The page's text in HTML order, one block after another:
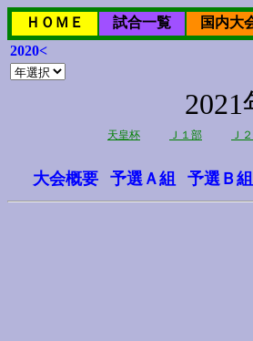
ＨＯＭＥ 試合一覧 国内大
2020<
天皇杯 Ｊ１部 Ｊ
大会概要 予選Ａ組 予選Ｂ組